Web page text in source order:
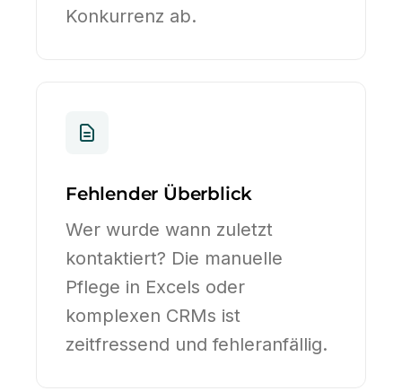
Konkurrenz ab.
Fehlender Überblick
Wer wurde wann zuletzt
kontaktiert? Die manuelle
Pflege in Excels oder
komplexen CRMs ist
zeitfressend und fehleranfällig.